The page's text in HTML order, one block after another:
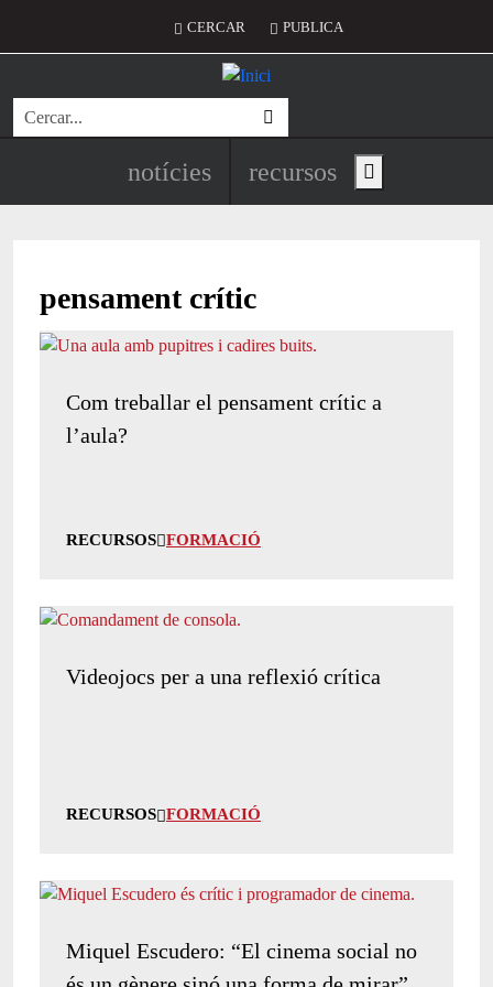
Menú del compte d'usuari
CERCAR PUBLICA
Cerca
Navegació principal de
notícies recursos Show main menu
pensament crític
Com treballar el pensament crític a
l’aula?
RECURSOS FORMACIÓ
Videojocs per a una reflexió crítica
RECURSOS FORMACIÓ
Miquel Escudero: “El cinema social no